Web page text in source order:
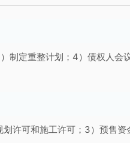
制定重整计划；4）债权人会
许可和施工许可；3）预售